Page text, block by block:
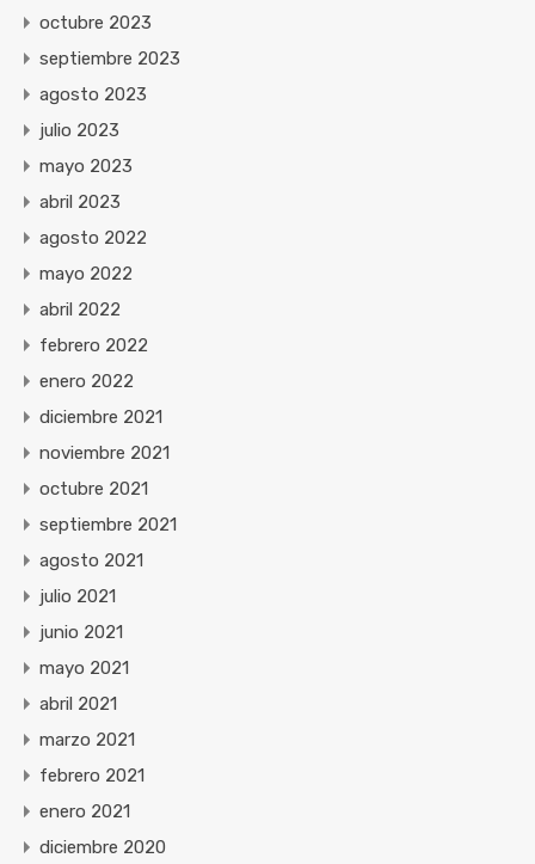
octubre 2023
septiembre 2023
agosto 2023
julio 2023
mayo 2023
abril 2023
agosto 2022
mayo 2022
abril 2022
febrero 2022
enero 2022
diciembre 2021
noviembre 2021
octubre 2021
septiembre 2021
agosto 2021
julio 2021
junio 2021
mayo 2021
abril 2021
marzo 2021
febrero 2021
enero 2021
diciembre 2020